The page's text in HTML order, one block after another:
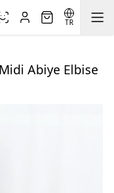
TR
Abiye Elbise